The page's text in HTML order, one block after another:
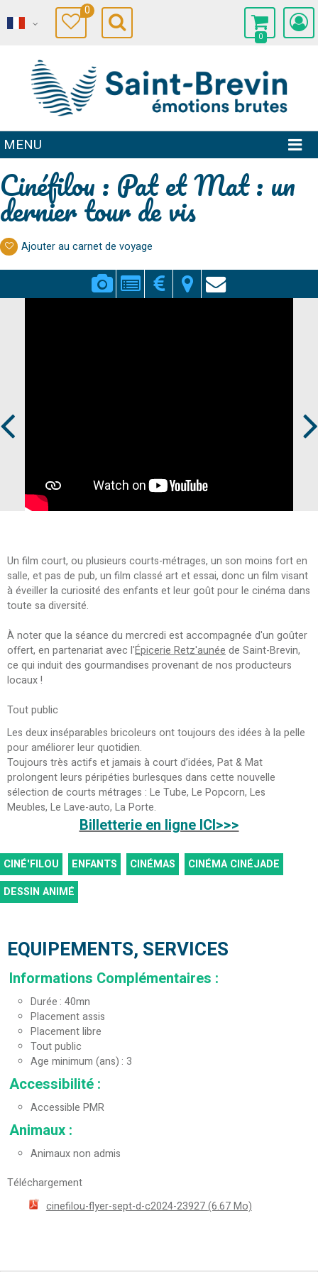
0
0
MENU
Cinéfilou : Pat et Mat : un
dernier tour de vis
Ajouter au carnet de voyage
Un film court, ou plusieurs courts-métrages, un son moins fort en
salle, et pas de pub, un film classé art et essai, donc un film visant
à éveiller la curiosité des enfants et leur goût pour le cinéma dans
toute sa diversité.
À noter que la séance du mercredi est accompagnée d'un goûter
offert, en partenariat avec l'Épicerie Retz'aunée de Saint-Brevin,
ce qui induit des gourmandises provenant de nos producteurs
locaux !
Tout public
Les deux inséparables bricoleurs ont toujours des idées à la pelle
pour améliorer leur quotidien.
Toujours très actifs et jamais à court d’idées, Pat & Mat
prolongent leurs péripéties burlesques dans cette nouvelle
sélection de courts métrages : Le Tube, Le Popcorn, Les
Meubles, Le Lave-auto, La Porte.
Billetterie en ligne ICI>>>
CINÉ'FILOU ENFANTS CINÉMAS
CINÉMA CINÉJADE
DESSIN ANIMÉ
EQUIPEMENTS, SERVICES
Informations Complémentaires :
Durée 40mn
Placement assis
Placement libre
Tout public
Age minimum (ans) 3
Accessibilité :
Accessible PMR
Animaux :
Animaux non admis
Téléchargement
cinefilou-flyer-sept-d-c2024-23927(6.67 Mo)